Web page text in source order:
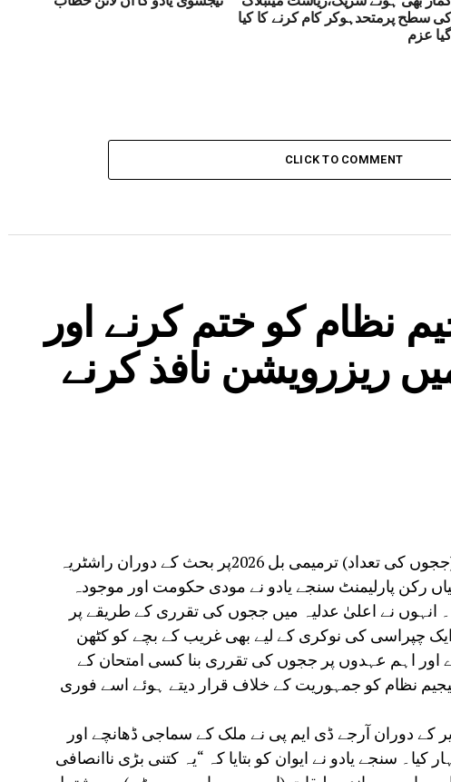
کی سطح پرمتحدہوکر کام کرنے کا کیا
گیا عزم
CLICK TO COMMENT
نظام کو ختم کرنے اور
ریزرویشن نافذ کرنے
مظفرپور:راجیہ سبھا میں سپریم کورٹ (ججوں کی تعداد) ترمیمی بل 2026پر بحث کے دوران راشٹریہ
رکن پارلیمنٹ سنجے یادو نے مودی حکومت اور موجودہ
انہوں نے اعلیٰ عدلیہ میں ججوں کی تقرری کے طریقے پر
چپراسی کی نوکری کے لیے بھی غریب کے بچے کو کٹھن
اور اہم عہدوں پر ججوں کی تقرری بنا کسی امتحان کے
نظام کو جمہوریت کے خلاف قرار دیتے ہوئے اسے فوری
کے دوران آرجے ڈی ایم پی نے ملک کے سماجی ڈھانچے اور
سنجے یادو نے ایوان کو بتایا کہ “یہ کتنی بڑی ناانصافی